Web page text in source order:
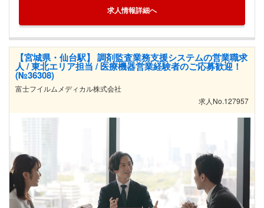
求人情報詳細へ
【宮城県・仙台駅】 調剤監査業務支援システムの営業職求
人 / 東北エリア担当 / 医療機器営業経験者のご応募歓迎！
(№36308)
富士フイルムメディカル株式会社
求人No.127957